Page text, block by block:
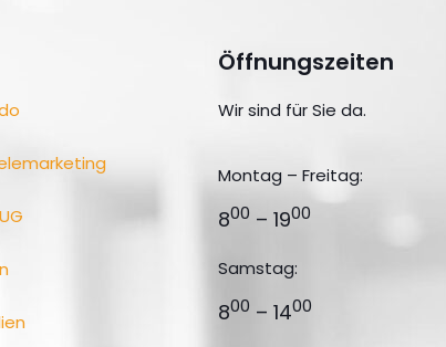
Öffnungszeiten
Wir sind für Sie da.
Montag – Freitag:
800 – 1900
Samstag:
800 – 1400